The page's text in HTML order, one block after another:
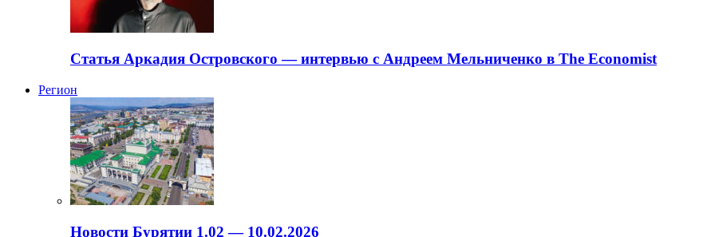
Статья Аркадия Островского — интервью с Андреем Мельниченко в The Economist
Регион
Новости Бурятии 1.02 — 10.02.2026